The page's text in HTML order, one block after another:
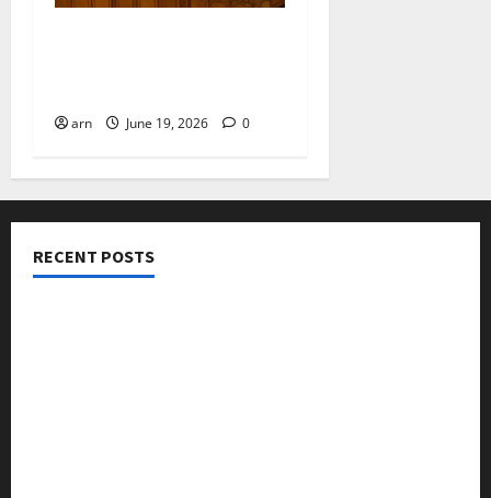
arn June 19, 2026 0
RECENT POSTS